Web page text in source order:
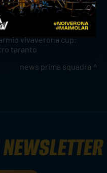
official partner di
vivaverona cup:
taranto
news prima squadra
NEWSLETTER